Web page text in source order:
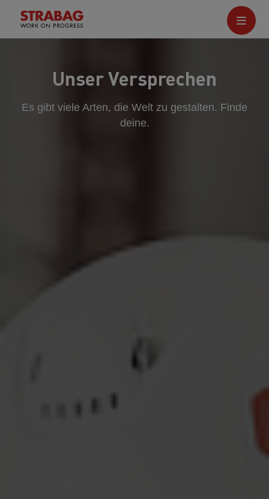
Unser Versprechen
Es gibt viele Arten, die Welt zu gestalten. Finde
deine.